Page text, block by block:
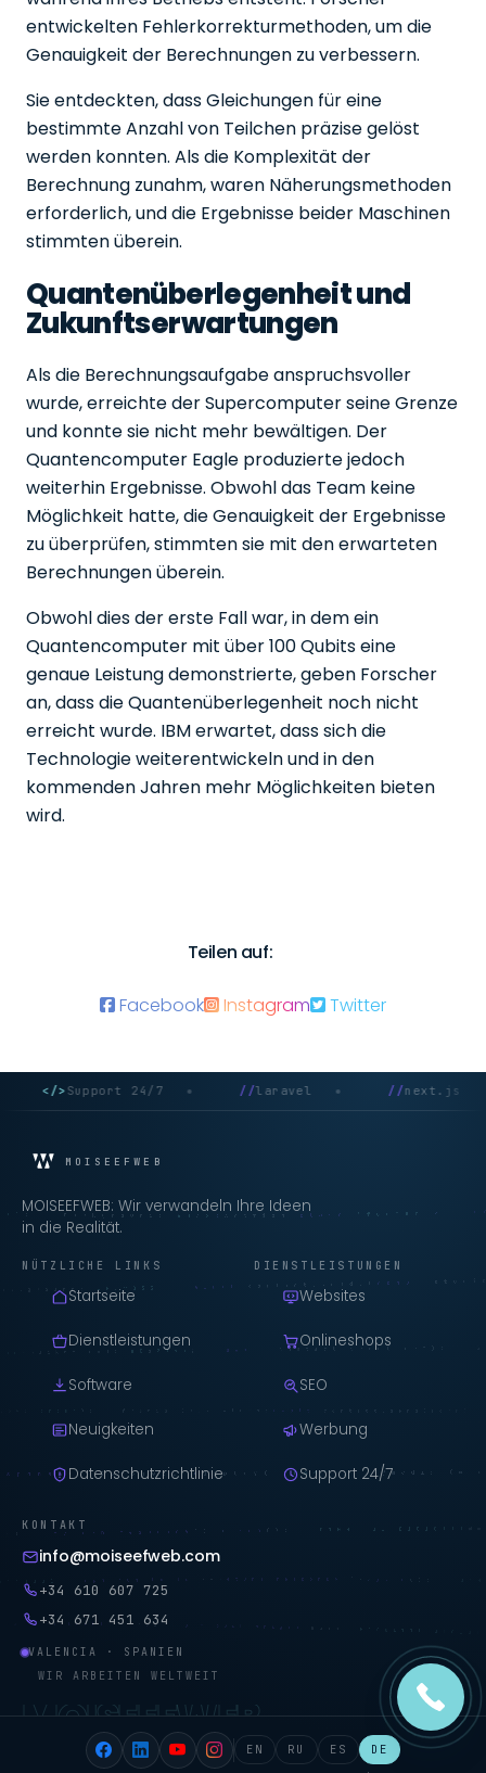
entwickelten Fehlerkorrekturmethoden, um die
Genauigkeit der Berechnungen zu verbessern.
Sie entdeckten, dass Gleichungen für eine
bestimmte Anzahl von Teilchen präzise gelöst
werden konnten. Als die Komplexität der
Berechnung zunahm, waren Näherungsmethoden
erforderlich, und die Ergebnisse beider Maschinen
stimmten überein.
Quantenüberlegenheit und
Zukunftserwartungen
Als die Berechnungsaufgabe anspruchsvoller
wurde, erreichte der Supercomputer seine Grenze
und konnte sie nicht mehr bewältigen. Der
Quantencomputer Eagle produzierte jedoch
weiterhin Ergebnisse. Obwohl das Team keine
Möglichkeit hatte, die Genauigkeit der Ergebnisse
zu überprüfen, stimmten sie mit den erwarteten
Berechnungen überein.
Obwohl dies der erste Fall war, in dem ein
Quantencomputer mit über 100 Qubits eine
genaue Leistung demonstrierte, geben Forscher
an, dass die Quantenüberlegenheit noch nicht
erreicht wurde. IBM erwartet, dass sich die
Technologie weiterentwickeln und in den
kommenden Jahren mehr Möglichkeiten bieten
wird.
Teilen auf:
Facebook Instagram Twitter
Support 24/7 laravel next.js
MOISEEFWEB
MOISEEFWEB: Wir verwandeln Ihre Ideen
in die Realität.
NÜTZLICHE LINKS
Startseite
Dienstleistungen
Software
Neuigkeiten
Datenschutzrichtlinie
DIENSTLEISTUNGEN
Websites
Onlineshops
SEO
Werbung
Support 24/7
KONTAKT
info@moiseefweb.com
+34 610 607 725
+34 671 451 634
VALENCIA · SPANIEN
WIR ARBEITEN WELTWEIT
MOISEEFWEB
EN RU ES DE